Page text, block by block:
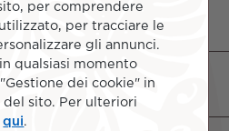
e nel bagaglio da stiva
per comprendere
per tracciare le
gli annunci.
qualsiasi momento
dei cookie" in
del sito. Per ulteriori
qui.